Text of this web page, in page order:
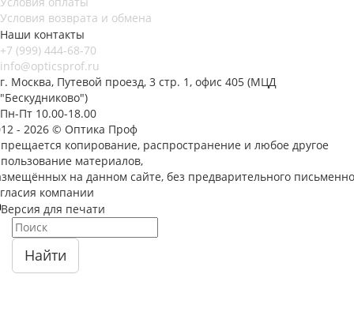
Условия возврата и обмена
Наши контакты
+7 (999) 444-68-70
info@opticsprof.ru
г. Москва, Путевой проезд, 3 стр. 1, офис 405 (МЦД
"Бескудниково")
Пн-Пт 10.00-18.00
- 2026 © Оптика Проф
копирование, распространение и любое другое
материалов,
на данном сайте, без предварительного
компании
Версия для печати
Найти